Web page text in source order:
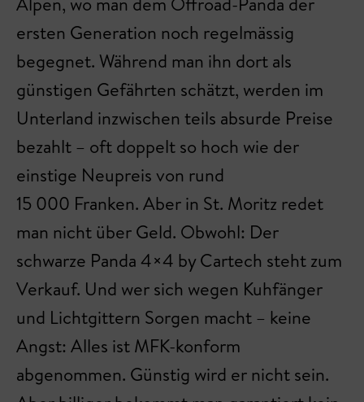
ersten Generation noch regelmässig
begegnet. Während man ihn dort als
günstigen Gefährten schätzt, werden im
Unterland inzwischen teils absurde Preise
bezahlt – oft doppelt so hoch wie der
einstige Neupreis von rund
15 000 Franken. Aber in St. Moritz redet
man nicht über Geld. Obwohl: Der
schwarze Panda 4×4 by Cartech steht zum
Verkauf. Und wer sich wegen Kuhfänger
und Lichtgittern Sorgen macht – keine
Angst: Alles ist MFK-konform
abgenommen. Günstig wird er nicht sein.